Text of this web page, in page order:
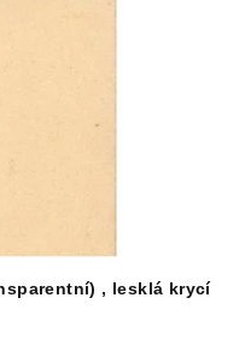
AS 048 - glazura průhledná (transparentní) , lesklá krycí